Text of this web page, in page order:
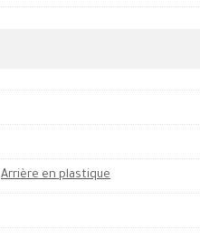
Arrière en plastique